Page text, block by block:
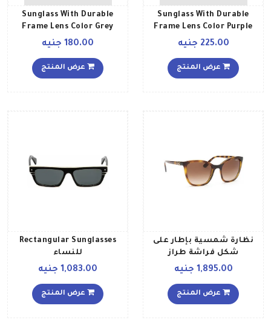
Sunglass With Durable
Frame Lens Color Purple
Frame Color Yellow للنساء
225.00 جنيه
عرض المنتج
Sunglass With Durable
Frame Lens Color Grey
Frame Color Gold Black
180.00 جنيه
عرض المنتج
نظارة شمسية بإطار على
شكل فراشة طراز
0VO5243SBW65613 للنساء
1,895.00 جنيه
عرض المنتج
Rectangular Sunglasses
للنساء
1,083.00 جنيه
عرض المنتج